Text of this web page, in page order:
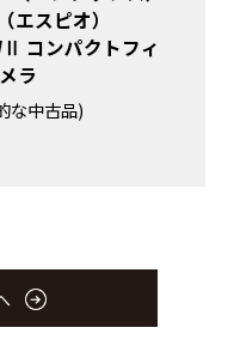
エスピオ）
コンパクトフィ
ラ
な中古品)